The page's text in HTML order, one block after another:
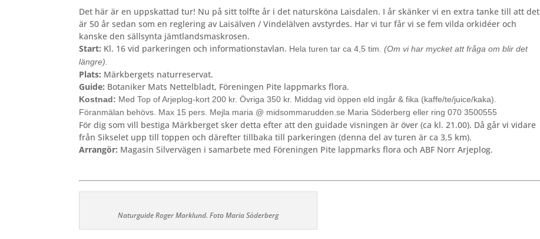
Det här är en uppskattad tur! Nu på sitt tolfte år i det natursköna Laisdalen. I år skänker vi en extra tanke till att det
är 50 år sedan som en reglering av Laisälven / Vindelälven avstyrdes. Har vi tur får vi se fem vilda orkidéer och
kanske den sällsynta jämtlandsmaskrosen.
Start: Kl. 16 vid parkeringen och informationstavlan. Hela turen tar ca 4,5 tim.(Om vi har mycket att fråga om blir det
längre).
Plats: Märkbergets naturreservat.
Guide: Botaniker Mats Nettelbladt, Föreningen Pite lappmarks flora.
Kostnad: Med Top of Arjeplog-kort 200 kr. Övriga 350 kr. Middag vid öppen eld ingår & fika (kaffe/te/juice/kaka).
Föranmälan behövs. Max 15 pers. Mejla maria @ midsommarudden.se Maria Söderberg eller ring 070 3500555
För dig som vill bestiga Märkberget sker detta efter att den guidade visningen är över (ca kl. 21.00). Då går vi vidare
från Sikselet upp till toppen och därefter tillbaka till parkeringen (denna del av turen är ca 3,5 km).
Arrangör: Magasin Silvervägen i samarbete med Föreningen Pite lappmarks flora och ABF Norr Arjeplog.
Naturguide Roger Marklund. Foto Maria Söderberg